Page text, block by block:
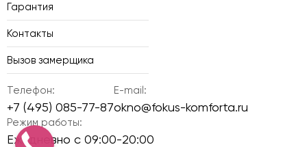
Гарантия
Контакты
Вызов замерщика
Телефон:
+7 (495) 085-77-87
E-mail:
okno@fokus-komforta.ru
Режим работы:
Ежедневно с 09:00-20:00